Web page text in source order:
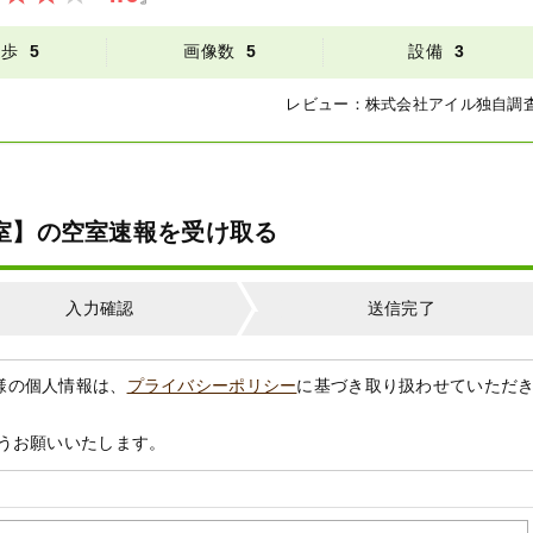
5 画像数 5 設備 3
レビュー： 株式会社アイル独自調
の空室速報を受け取る
入力確認 送信完了
個人情報は、 プライバシーポリシーに基づき取り扱わせていただ
願いいたします。